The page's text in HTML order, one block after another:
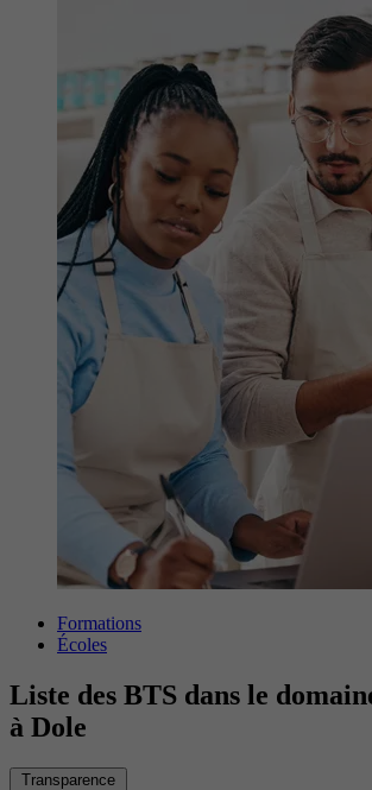
Formations
Écoles
Liste des BTS dans le
à Dole
Transparence